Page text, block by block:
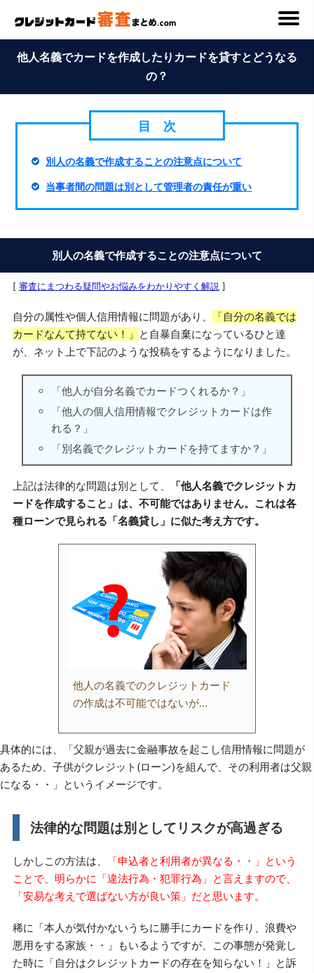
他人名義でカードを作成したりカードを貸すとどうなる
の？
別人の名義で作成することの注意点について
当事者間の問題は別として管理者の責任が重い
別人の名義で作成することの注意点について
[ 審査にまつわる疑問やお悩みをわかりやすく解説 ]
自分の属性や個人信用情報に問題があり、
「自分の名義では
カードなんて持てない！」 と自暴自棄になっているひと達
が、ネット上で下記のような投稿をするようになりました。
「他人が自分名義でカードつくれるか？」
「他人の個人信用情報でクレジットカードは作
れる？」
「別名義でクレジットカードを持てますか？」
上記は法律的な問題は別として、
「他人名義でクレジットカ
ードを作成すること」は、不可能ではありません。これは各
種ローンで見られる「名義貸し」に似た考え方です。
他人の名義でのクレジットカード
の作成は不可能ではないが…
具体的には、「父親が過去に金融事故を起こし信用情報に問題が
あるため、子供がクレジット(ローン)を組んで、その利用者は父親
になる・・」というイメージです。
法律的な問題は別としてリスクが高過ぎる
しかしこの方法は、
「申込者と利用者が異なる・・」という
ことで、明らかに「違法行為・犯罪行為」と言えますので、
「安易な考えで選ばない方が良い策」だと思います。
稀に「本人が気付かないうちに勝手にカードを作り、浪費や
悪用をする家族・・」もいるようですが、この事態が発覚し
た時に「自分はクレジットカードの存在を知らない！」と訴